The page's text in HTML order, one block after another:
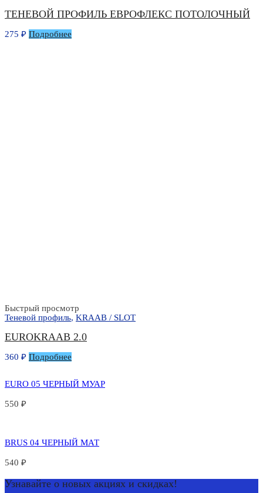
ТЕНЕВОЙ ПРОФИЛЬ ЕВРОФЛЕКС ПОТОЛОЧНЫЙ
275 ₽ Подробнее
Быстрый просмотр
Теневой профиль, KRAAB / SLOT
EUROKRAAB 2.0
360 ₽ Подробнее
EURO 05 ЧЕРНЫЙ МУАР
550 ₽
BRUS 04 ЧЕРНЫЙ МАТ
540 ₽
Узнавайте о новых акциях и скидках!